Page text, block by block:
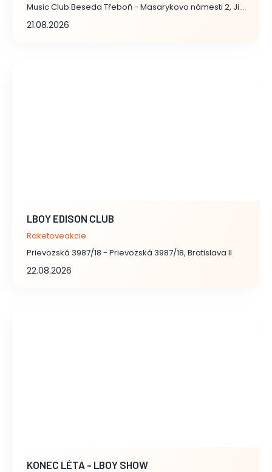
Music Club Beseda Třeboň - Masarykovo námesti 2, Jindřichův Hradec
21.08.2026
LBOY EDISON CLUB
Raketoveakcie
Prievozská 3987/18 - Prievozská 3987/18, Bratislava II
22.08.2026
KONEC LÉTA - LBOY SHOW